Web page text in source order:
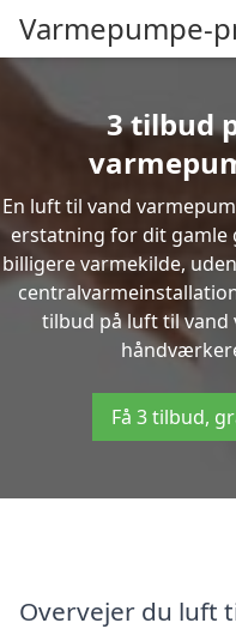
Varmepumpe-
3 tilbud
En luft til vand
erstatning for dit gamle
billigere varmekilde,
tilbud på luft til vand
Få 3 tilbud,
Overvejer du luft